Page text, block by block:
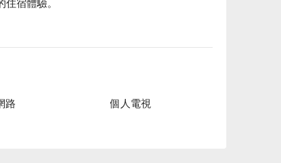
息方案立刻查看⬇︎
路 個人電視